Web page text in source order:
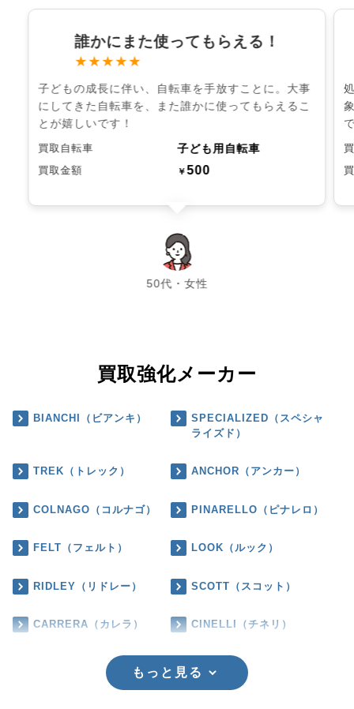
誰かにまた使ってもらえる！
★★★★★
子どもの成長に伴い、自転車を手放すことに。大事
にしてきた自転車を、また誰かに使ってもらえるこ
とが嬉しいです！
買取自転車 子ども用自転車
買取金額 ￥500
50代・女性
chevron_left chevron_right
買取強化メーカー
BIANCHI（ビアンキ）
SPECIALIZED（スペシャ
ライズド）
TREK（トレック） ANCHOR（アンカー）
COLNAGO（コルナゴ） PINARELLO（ピナレロ）
FELT（フェルト） LOOK（ルック）
RIDLEY（リドレー） SCOTT（スコット）
CARRERA（カレラ） CINELLI（チネリ）
もっと見る